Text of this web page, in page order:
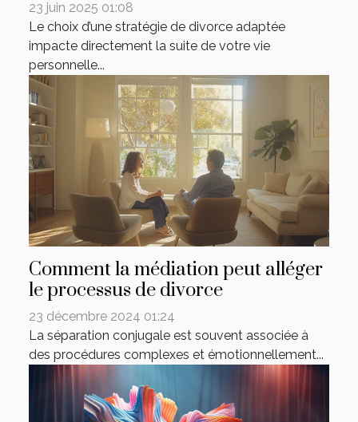
23 juin 2025 01:08
Le choix d’une stratégie de divorce adaptée
impacte directement la suite de votre vie
personnelle...
Comment la médiation peut alléger
le processus de divorce
23 décembre 2024 01:24
La séparation conjugale est souvent associée à
des procédures complexes et émotionnellement...